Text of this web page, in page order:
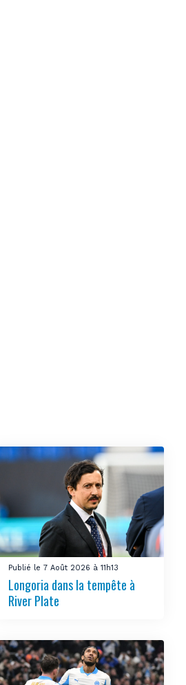
Publié le 7 Août 2026 à 11h13
Longoria dans la tempête à
River Plate